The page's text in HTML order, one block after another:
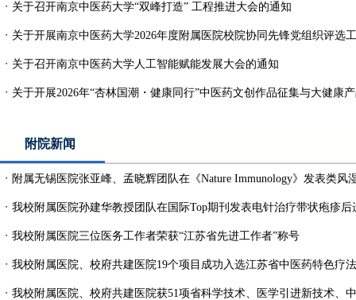
・ 关于召开南京中医药大学“双峰打造” 工程推进大会的通知
・ 关于开展南京中医药大学2026年度附属医院校院协同先锋党组织评选
・ 关于召开南京中医药大学人工智能赋能发展大会的通知
・ 关于开展2026年“杏林国潮・健康同行”中医药文创作品征集与大健康
附院新闻
・ 附属无锡医院张亚峰、孟晓辉团队在《Nature Immunology》发表类风
・ 我校附属医院孙建华教授团队在国际Top期刊发表电针治疗带状疱疹后
・ 我校附属医院三位医务工作者荣获“江苏省先进工作者”称号
・ 我校附属医院、校府共建医院19个项目成功入选江苏省中医药特色疗法
・ 我校附属医院、校府共建医院获51项省科学技术、医学引进新技术、